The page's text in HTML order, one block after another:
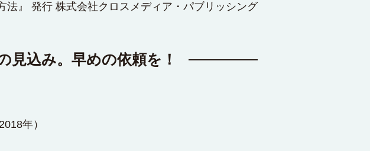
』 発行 株式会社クロスメディア・パブリッシング
見込み。早めの依頼を！
年）